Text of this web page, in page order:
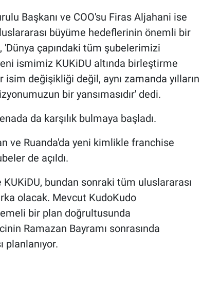
Başkanı ve COO'su Firas Aljahani ise
büyüme hedeflerinin önemli bir
çapındaki tüm şubelerimizi
ismimiz KUKiDU altında birleştirme
isim değişikliği değil, aynı zamanda yılların
bir yansımasıdır' dedi.
da karşılık bulmaya başladı.
ve Ruanda'da yeni kimlikle franchise
de açıldı.
bundan sonraki tüm uluslararası
olacak. Mevcut KudoKudo
bir plan doğrultusunda
Ramazan Bayramı sonrasında
planlanıyor.